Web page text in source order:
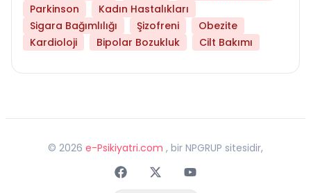
Parkinson
Kadın Hastalıkları
Sigara Bağımlılığı
Şizofreni
Obezite
Kardioloji
Bipolar Bozukluk Cilt Bakımı
© 2026 e-Psikiyatri.com , bir NPGRUP sitesidir,
FaceebokTwitterYoutube